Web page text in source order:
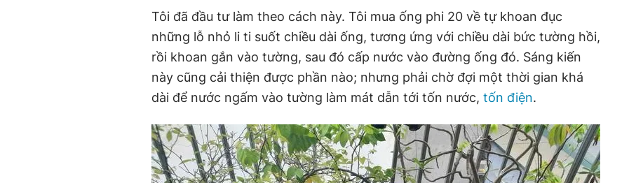
Tôi đã đầu tư làm theo cách này. Tôi mua ống phi 20 về tự khoan đục
những lỗ nhỏ li ti suốt chiều dài ống, tương ứng với chiều dài bức tường hồi,
rồi khoan gắn vào tường, sau đó cấp nước vào đường ống đó. Sáng kiến
này cũng cải thiện được phần nào; nhưng phải chờ đợi một thời gian khá
dài để nước ngấm vào tường làm mát dẫn tới tốn nước, tốn điện.